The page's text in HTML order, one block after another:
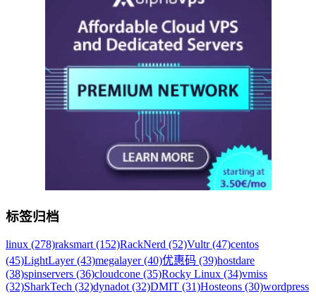
标签归档
linux (278)raksmart (152)RackNerd (52)Vultr (47)centos
(45)LightLayer (43)megalayer (40)优惠码 (39)hostdare
(38)spinservers (36)cloudcone (35)Rocky Linux (34)vmiss
(32)SharkTech (32)dynadot (32)DMIT (31)Hosteons (30)wordpress